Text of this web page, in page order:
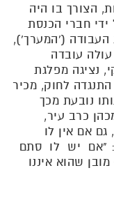
הצורך בו היה
חברי הכנסת
העבודה ('המערך'),
עובדה
נציגה מפלגת
לחוק, מכיר
נובעת מכך
כרב עיר,
אם אין לו
"אם יש לו סתם
שהוא איננו